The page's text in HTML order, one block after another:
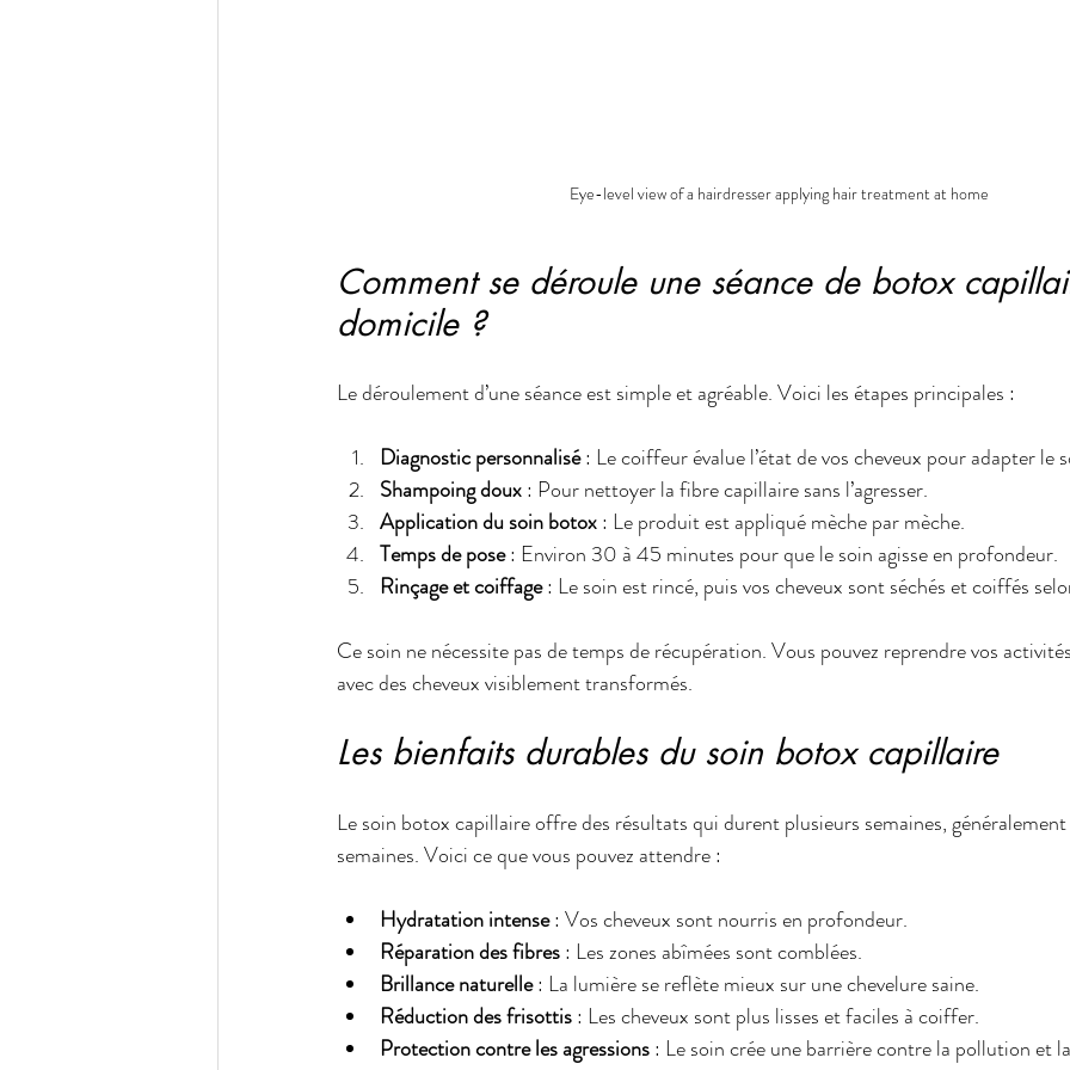
Eye-level view of a hairdresser applying hair treatment at home
Comment se déroule une séance de botox
domicile ?
Le déroulement d’une séance est simple et agréable. Voici les étapes principales :
Diagnostic personnalisé : Le coiffeur évalue l’état de vos cheveux pour adapter le
Shampoing doux : Pour nettoyer la fibre capillaire sans l’agresser.
Application du soin botox : Le produit est appliqué mèche par mèche.
Temps de pose : Environ 30 à 45 minutes pour que le soin agisse en profondeur.
Rinçage et coiffage : Le soin est rincé, puis vos cheveux sont séchés et coiffés
Ce soin ne nécessite pas de temps de récupération. Vous pouvez reprendre vos
avec des cheveux visiblement transformés.
Les bienfaits durables du soin botox capillaire
Le soin botox capillaire offre des résultats qui durent plusieurs semaines,
semaines. Voici ce que vous pouvez attendre :
Hydratation intense : Vos cheveux sont nourris en profondeur.
Réparation des fibres : Les zones abîmées sont comblées.
Brillance naturelle : La lumière se reflète mieux sur une chevelure saine.
Réduction des frisottis : Les cheveux sont plus lisses et faciles à coiffer.
Protection contre les agressions : Le soin crée une barrière contre la pollution et